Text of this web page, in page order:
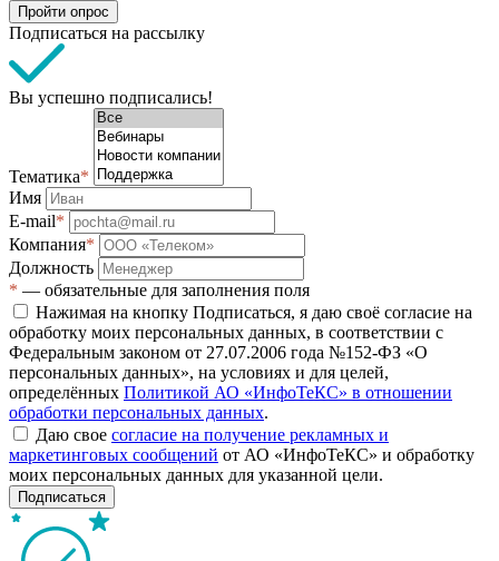
Пройти опрос
Подписаться на рассылку
Вы успешно подписались!
Тематика*
Имя
E-mail*
Компания*
Должность
* — обязательные для заполнения поля
Нажимая на кнопку Подписаться, я даю своё согласие на
обработку моих персональных данных, в соответствии с
Федеральным законом от 27.07.2006 года №152-ФЗ «О
персональных данных», на условиях и для целей,
определённых Политикой АО «ИнфоТеКС» в отношении
обработки персональных данных.
Даю свое согласие на получение рекламных и
маркетинговых сообщений от АО «ИнфоТеКС» и обработку
моих персональных данных для указанной цели.
Подписаться